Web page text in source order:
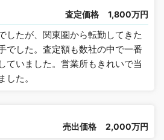
査定価格 1,800万円
したが、関東圏から転勤してきた
でした。査定額も数社の中で一番
ていました。営業所もきれいで当
した。
売出価格 2,000万円